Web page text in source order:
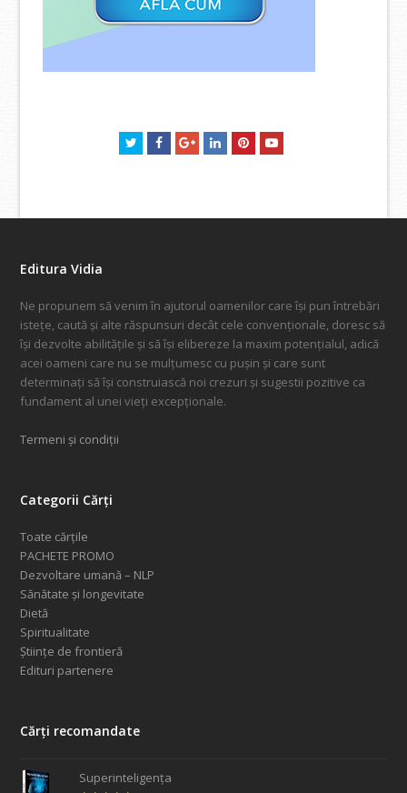
TwitterFacebookGooglePlus
LinkedInPinterestYoutube
Editura Vidia
Ne propunem să venim în ajutorul oamenilor care își pun întrebări
istețe, caută și alte răspunsuri decât cele convenționale, doresc să
își dezvolte abilitățile și să își elibereze la maxim potențialul, adică
acei oameni care nu se mulțumesc cu pușin și care sunt
determinați să își construiască noi crezuri și sugestii pozitive ca
fundament al unei vieți excepționale.
Termeni și condiții
Categorii Cărți
Toate cărțile
PACHETE PROMO
Dezvoltare umană – NLP
Sănătate și longevitate
Dietă
Spiritualitate
Științe de frontieră
Edituri partenere
Cărți recomandate
Superinteligența